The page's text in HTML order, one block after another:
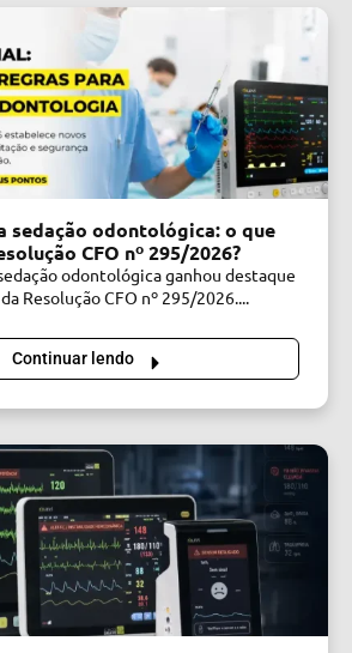
sedação odontológica: o que
CFO nº 295/2026?
odontológica ganhou destaque
Resolução CFO nº 295/2026....
Continuar lendo